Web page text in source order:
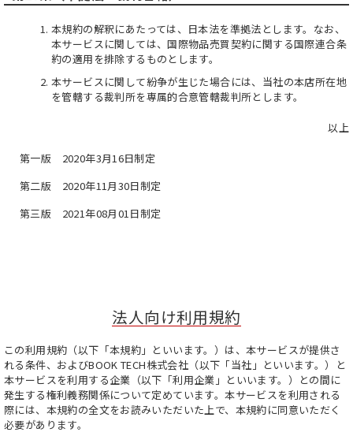
本規約の解釈にあたっては、日本法を準拠法とします。なお、
本サービスに関しては、国際物品売買契約に関する国際連合条
約の適用を排除するものとします。
本サービスに関して紛争が生じた場合には、当社の本店所在地
を管轄する裁判所を専属的合意管轄裁判所とします。
以上
第一版 2020年3月16日制定
第二版 2020年11月30日制定
第三版 2021年08月01日制定
法人向け利用規約
この利用規約（以下「本規約」といいます。）は、本サービスが提供さ
れる条件、およびBOOK TECH株式会社（以下「当社」といいます。）と
本サービスを利用する企業（以下「利用企業」といいます。）との間に
発生する権利義務関係について定めています。本サービスを利用される
際には、本規約の全文をお読みいただいた上で、本規約に同意いただく
必要があります。